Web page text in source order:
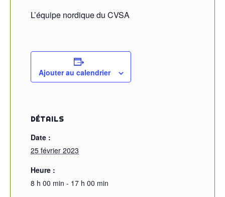
L’équipe nordique du CVSA
Ajouter au calendrier
DÉTAILS
Date :
25 février 2023
Heure :
8 h 00 min - 17 h 00 min